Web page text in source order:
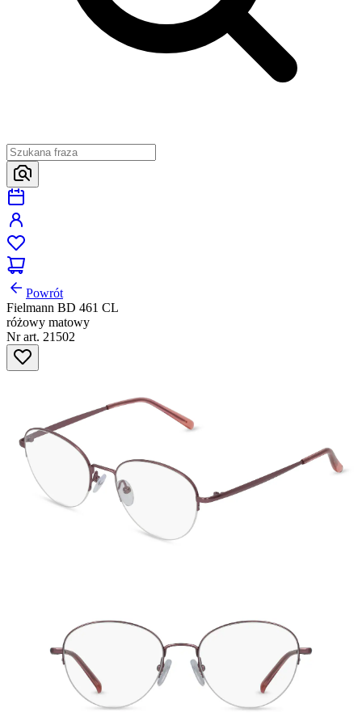
Powrót
Fielmann BD 461 CL
różowy matowy
Nr art. 21502